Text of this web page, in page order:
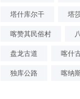
塔什库尔干 塔
喀赞其民俗村
盘龙古道 喀什
独库公路 喀纳